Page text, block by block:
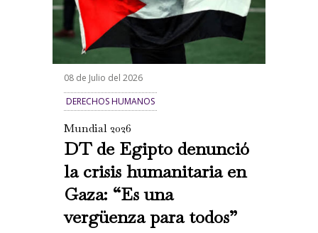
08 de Julio del 2026
DERECHOS HUMANOS
Mundial 2026
DT de Egipto denunció
la crisis humanitaria en
Gaza: “Es una
vergüenza para todos”